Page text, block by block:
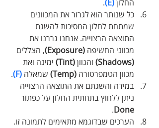
החלון (E)
.
כל שנותר הוא לגרור את המכוונים
שמתחת לחלון המסיכות להשגת
התוצאה הרצוייה. אנחנו גררנו את
מכווני החשיפה (Exposure)
, הצללים
(Shadows)
והגוון (Tint)
ימינה ואת
מכוון הטמפרטורה (Temp) שמאלה (F)
.
במידה והשגתם את התוצאה הרצוייה
ניתן ללחוץ בתחתית החלון על כפתור
Done
.
הערכים שבדוגמא מתאימים לתמונה זו.